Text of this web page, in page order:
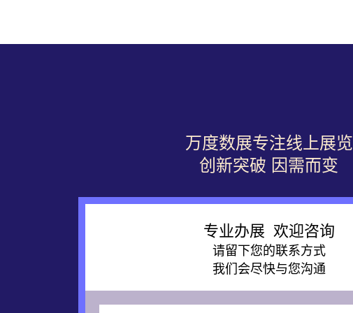
万度数展专注线上展览
创新突破 因需而变
专业办展 欢迎咨询
请留下您的联系方式
我们会尽快与您沟通